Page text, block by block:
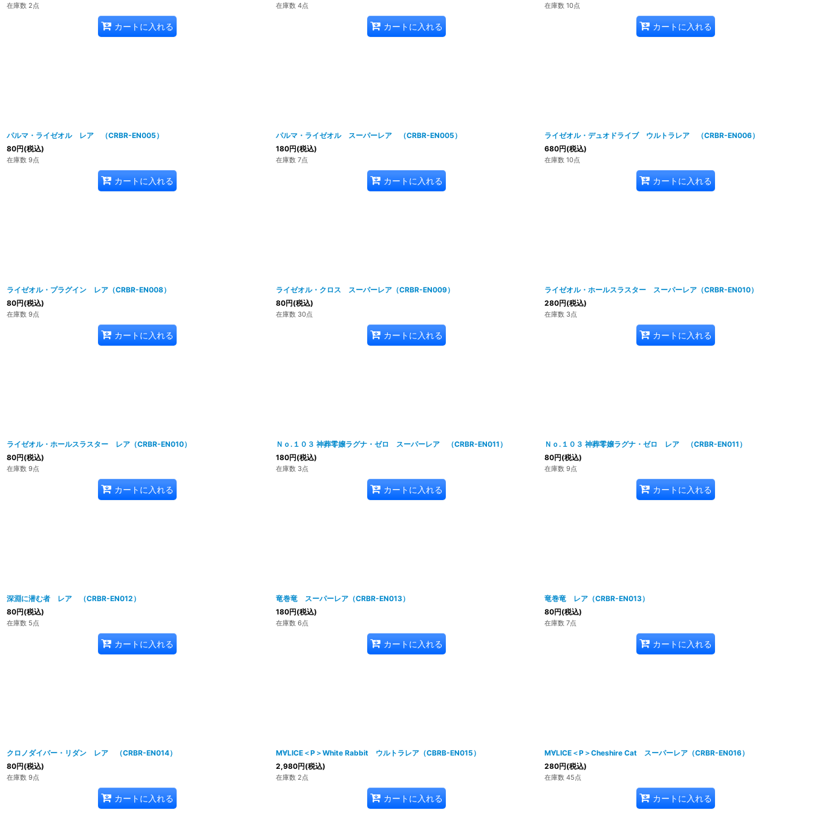
在庫数 2点
カートに入れる
在庫数 4点
カートに入れる
在庫数 10点
カートに入れる
パルマ・ライゼオル レア （CRBR-EN005）
80円(税込)
在庫数 9点
カートに入れる
パルマ・ライゼオル スーパーレア （CRBR-EN005）
180円(税込)
在庫数 7点
カートに入れる
ライゼオル・デュオドライブ ウルトラレア （CRBR-EN006）
680円(税込)
在庫数 10点
カートに入れる
ライゼオル・プラグイン レア（CRBR-EN008）
80円(税込)
在庫数 9点
カートに入れる
ライゼオル・クロス スーパーレア（CRBR-EN009）
80円(税込)
在庫数 30点
カートに入れる
ライゼオル・ホールスラスター スーパーレア（CRBR-EN010）
280円(税込)
在庫数 3点
カートに入れる
ライゼオル・ホールスラスター レア（CRBR-EN010）
80円(税込)
在庫数 9点
カートに入れる
Ｎｏ.１０３ 神葬零嬢ラグナ・ゼロ スーパーレア （CRBR-EN011）
180円(税込)
在庫数 3点
カートに入れる
Ｎｏ.１０３ 神葬零嬢ラグナ・ゼロ レア （CRBR-EN011）
80円(税込)
在庫数 9点
カートに入れる
深淵に潜む者 レア （CRBR-EN012）
80円(税込)
在庫数 5点
カートに入れる
竜巻竜 スーパーレア（CRBR-EN013）
180円(税込)
在庫数 6点
カートに入れる
竜巻竜 レア（CRBR-EN013）
80円(税込)
在庫数 7点
カートに入れる
クロノダイバー・リダン レア （CRBR-EN014）
80円(税込)
在庫数 9点
カートに入れる
M∀LICE＜P＞White Rabbit ウルトラレア（CBRB-EN015）
2,980円(税込)
在庫数 2点
カートに入れる
M∀LICE＜P＞Cheshire Cat スーパーレア（CRBR-EN016）
280円(税込)
在庫数 45点
カートに入れる